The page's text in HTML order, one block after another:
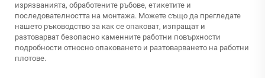
изрязванията, обработените ръбове, етикетите и
последователността на монтажа. Можете също да прегледате
нашето ръководство за как се опаковат, изпращат и
разтоварват безопасно каменните работни повърхности
подробности относно опаковането и разтоварването на работни
плотове.